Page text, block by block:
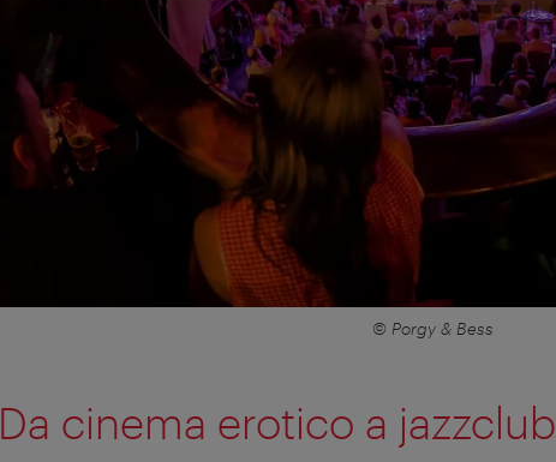
© Porgy & Bess
Da cinema erotico a jazzclub